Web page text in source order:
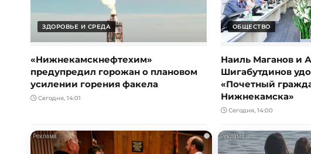
ЗДОРОВЬЕ И СРЕДА
«Нижнекамскнефтехим»
предупредил горожан о плановом
усилении горения факела
Сегодня, 14:01
ОБЩЕСТВО
Наиль Маганов и
Шигабутдинов
«Почетный
Нижнекамска»
Сегодня, 14:00
i